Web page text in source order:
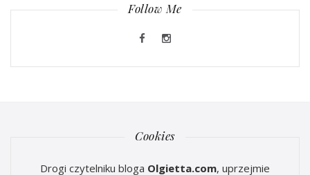
Follow Me
Cookies
Drogi czytelniku bloga Olgietta.com, uprzejmie